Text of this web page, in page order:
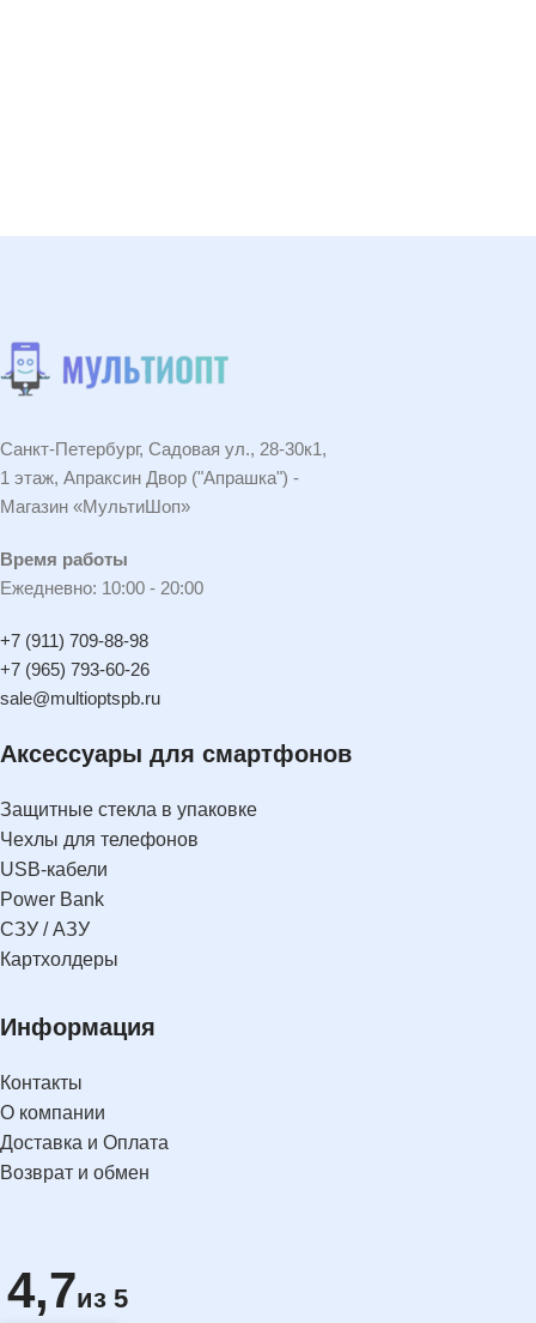
Санкт-Петербург, Садовая ул., 28-30к1,
1 этаж, Апраксин Двор ("Апрашка") -
Магазин «МультиШоп»
Время работы
Ежедневно: 10:00 - 20:00
+7 (911) 709-88-98
+7 (965) 793-60-26
sale@multioptspb.ru
Аксессуары для смартфонов
Защитные стекла в упаковке
Чехлы для телефонов
USB-кабели
Power Bank
СЗУ / АЗУ
Картхолдеры
Информация
Контакты
О компании
Доставка и Оплата
Возврат и обмен
4,7из 5